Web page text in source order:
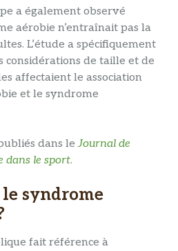
a également observé
aérobie n’entraînait pas la
L’étude a spécifiquement
considérations de taille et de
affectaient le association
et le syndrome
dans leJournal de
dans le sport.
le syndrome
fait référence à